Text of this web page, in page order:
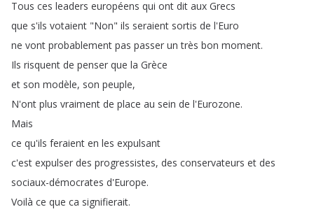
Tous ces leaders européens qui ont dit aux Grecs
que s'ils votaient "Non" ils seraient sortis de l'Euro
ne vont probablement pas passer un très bon moment.
Ils risquent de penser que la Grèce
et son modèle, son peuple,
N'ont plus vraiment de place au sein de l'Eurozone.
Mais
ce qu'ils feraient en les expulsant
c'est expulser des progressistes, des conservateurs et des
sociaux-démocrates d'Europe.
Voilà ce que ca signifierait.